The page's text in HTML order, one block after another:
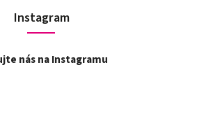
Instagram
nás na Instagramu